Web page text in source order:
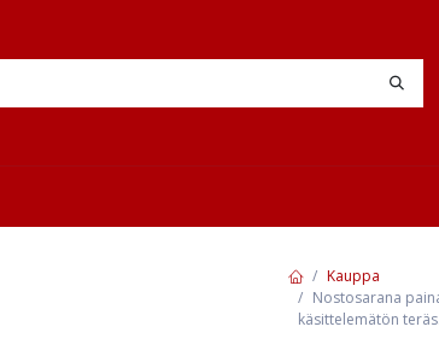
Kauppa
Nostosarana
käsittelemätön teräs.